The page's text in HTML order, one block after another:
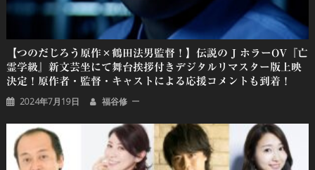
【つのだじろう原作×鶴田法男監督！】伝説の J ホラーOV『亡
霊学級』新文芸坐にて舞台挨拶付きデジタルリマスター版上映
決定！原作者・監督・キャストによる応援コメントも到着！
2024年7月19日 福谷修